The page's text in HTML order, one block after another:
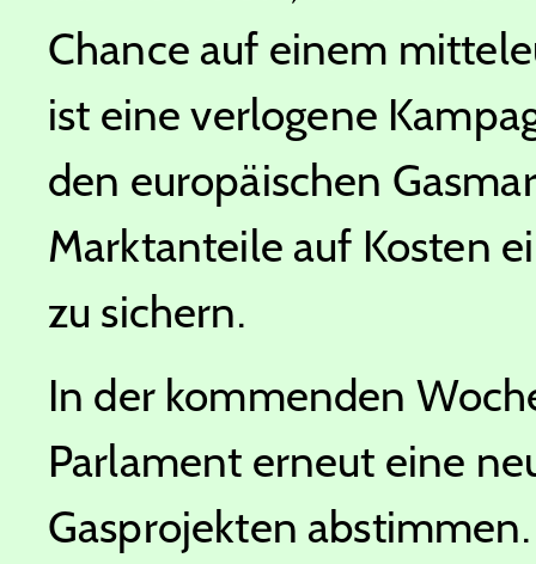
Chance auf einem
ist eine verlogene
den europäischen
Marktanteile auf Kosten
zu sichern.
In der kommenden
Parlament erneut eine
Gasprojekten